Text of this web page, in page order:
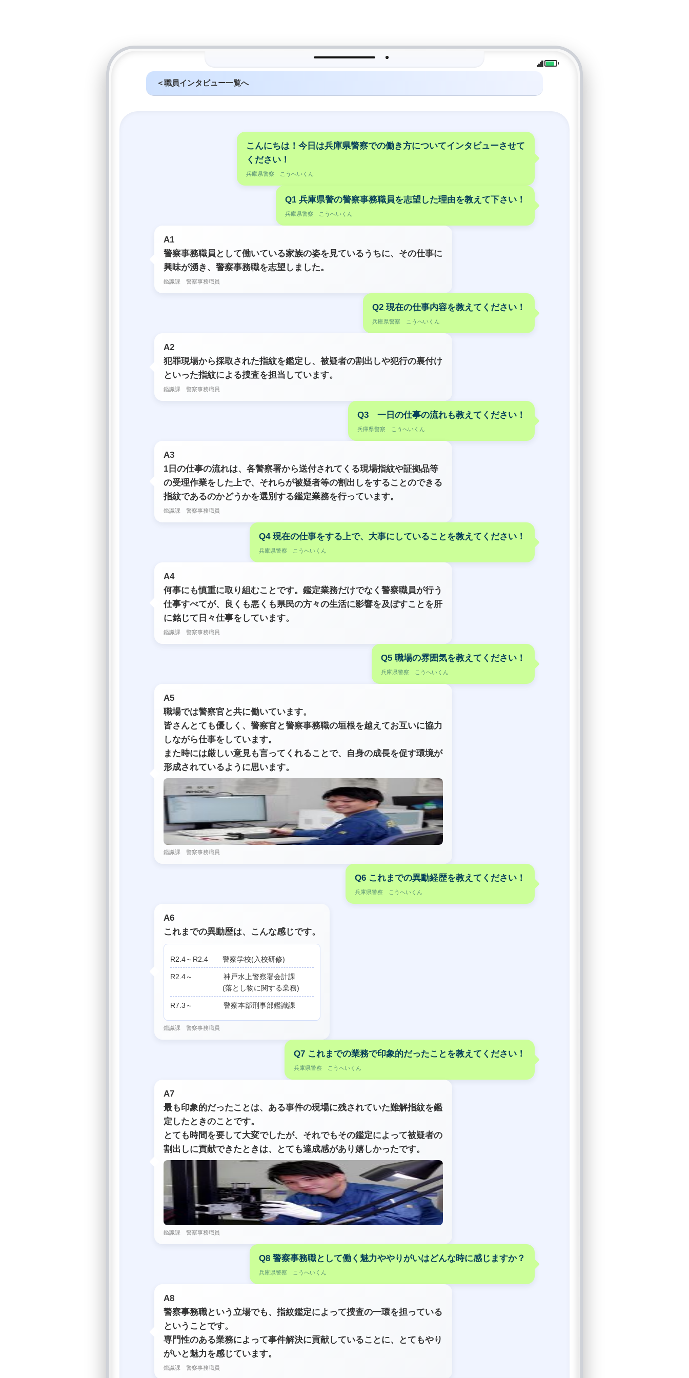
＜職員インタビュー一覧へ
こんにちは！今日は兵庫県警察での働き方についてインタビューさせて
ください！
兵庫県警察 こうへいくん
Q1 兵庫県警の警察事務職員を志望した理由を教えて下さい！
兵庫県警察 こうへいくん
A1
警察事務職員として働いている家族の姿を見ているうちに、その仕事に
興味が湧き、警察事務職を志望しました。
鑑識課 警察事務職員
Q2 現在の仕事内容を教えてください！
兵庫県警察 こうへいくん
A2
犯罪現場から採取された指紋を鑑定し、被疑者の割出しや犯行の裏付け
といった指紋による捜査を担当しています。
鑑識課 警察事務職員
Q3 一日の仕事の流れも教えてください！
兵庫県警察 こうへいくん
A3
1日の仕事の流れは、各警察署から送付されてくる現場指紋や証拠品等
の受理作業をした上で、それらが被疑者等の割出しをすることのできる
指紋であるのかどうかを選別する鑑定業務を行っています。
鑑識課 警察事務職員
Q4 現在の仕事をする上で、大事にしていることを教えてください！
兵庫県警察 こうへいくん
A4
何事にも慎重に取り組むことです。鑑定業務だけでなく警察職員が行う
仕事すべてが、良くも悪くも県民の方々の生活に影響を及ぼすことを肝
に銘じて日々仕事をしています。
鑑識課 警察事務職員
Q5 職場の雰囲気を教えてください！
兵庫県警察 こうへいくん
A5
職場では警察官と共に働いています。
皆さんとても優しく、警察官と警察事務職の垣根を越えてお互いに協力
しながら仕事をしています。
また時には厳しい意見も言ってくれることで、自身の成長を促す環境が
形成されているように思います。
鑑識課 警察事務職員
Q6 これまでの異動経歴を教えてください！
兵庫県警察 こうへいくん
A6
これまでの異動歴は、こんな感じです。
R2.4～R2.4 警察学校(入校研修)
R2.4～ 神戸水上警察署会計課
(落とし物に関する業務)
R7.3～ 警察本部刑事部鑑識課
鑑識課 警察事務職員
Q7 これまでの業務で印象的だったことを教えてください！
兵庫県警察 こうへいくん
A7
最も印象的だったことは、ある事件の現場に残されていた難解指紋を鑑
定したときのことです。
とても時間を要して大変でしたが、それでもその鑑定によって被疑者の
割出しに貢献できたときは、とても達成感があり嬉しかったです。
鑑識課 警察事務職員
Q8 警察事務職として働く魅力ややりがいはどんな時に感じますか？
兵庫県警察 こうへいくん
A8
警察事務職という立場でも、指紋鑑定によって捜査の一環を担っている
ということです。
専門性のある業務によって事件解決に貢献していることに、とてもやり
がいと魅力を感じています。
鑑識課 警察事務職員